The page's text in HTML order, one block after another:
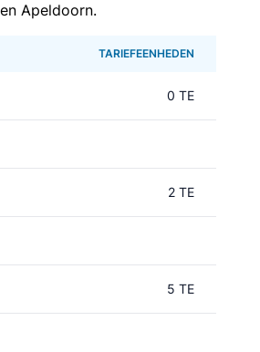
Apeldoorn.
TARIEFEENHEDEN
0 TE
2 TE
5 TE